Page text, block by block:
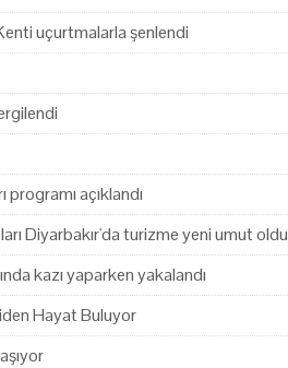
uçurtmalarla şenlendi
açıklandı
Diyarbakır'da turizme yeni umut oldu
kazı yaparken yakalandı
Hayat Buluyor